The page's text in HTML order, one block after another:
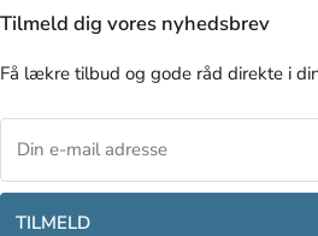
Tilmeld dig vores nyhedsbrev
Få lækre tilbud og gode råd direkte i
TILMELD